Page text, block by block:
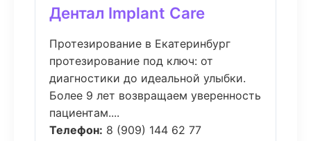
Дентал Implant Care
Протезирование в Екатеринбург
протезирование под ключ: от
диагностики до идеальной улыбки.
Более 9 лет возвращаем уверенность
пациентам....
Телефон: 8 (909) 144 62 77